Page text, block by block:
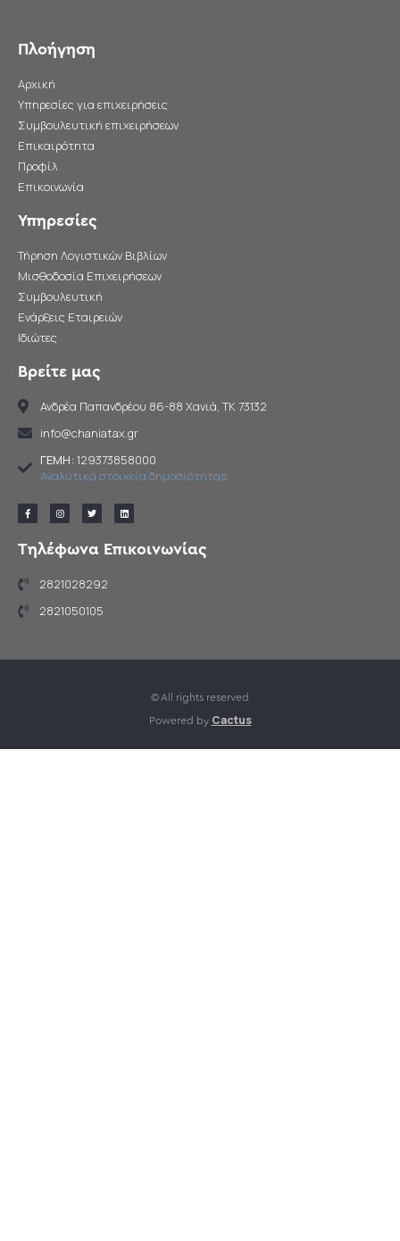
Πλοήγηση
Αρχική
Υπηρεσίες για επιχειρήσεις
Συμβουλευτική επιχειρήσεων
Επικαιρότητα
Προφίλ
Επικοινωνία
Υπηρεσίες
Τήρηση Λογιστικών Βιβλίων
Μισθοδοσία Επιχειρήσεων
Συμβουλευτική
Ενάρξεις Εταιρειών
Ιδιώτες
Βρείτε μας
Ανδρέα Παπανδρέου 86-88 Χανιά, TK 73132
info@chaniatax.gr
ΓΕΜΗ: 129373858000
Αναλυτικά στοιχεία δημοσιότηταs
Τηλέφωνα Επικοινωνίας
2821028292
2821050105
© All rights reserved
Powered by Cactus